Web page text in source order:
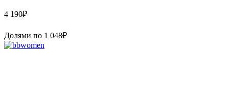
4 190₽
Долями по 1 048₽